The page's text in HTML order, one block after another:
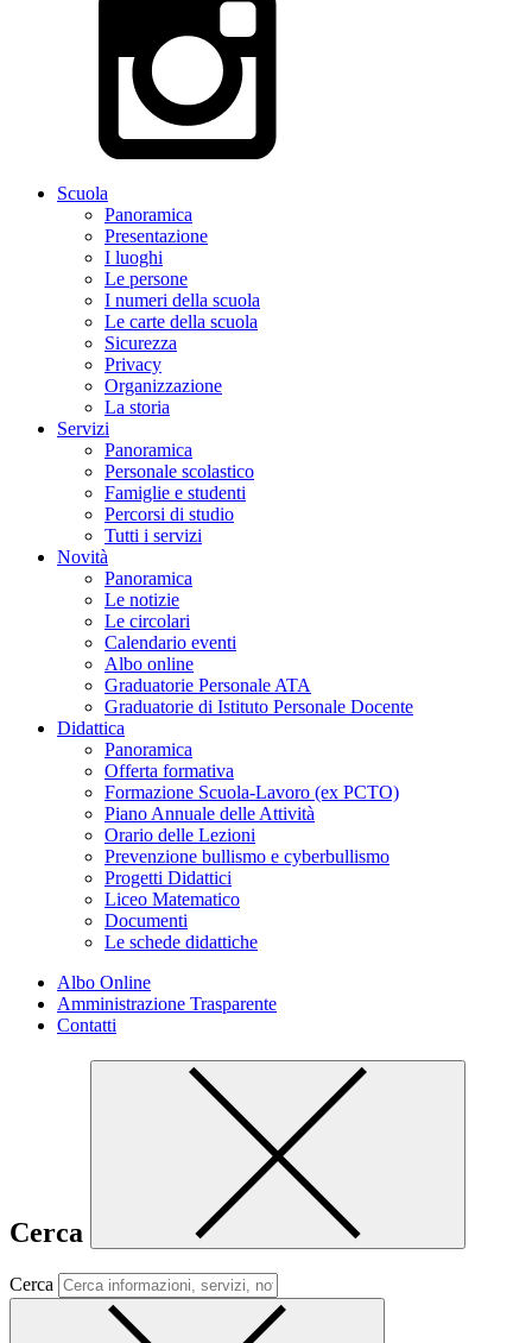
Scuola
Panoramica
Presentazione
I luoghi
Le persone
I numeri della scuola
Le carte della scuola
Sicurezza
Privacy
Organizzazione
La storia
Servizi
Panoramica
Personale scolastico
Famiglie e studenti
Percorsi di studio
Tutti i servizi
Novità
Panoramica
Le notizie
Le circolari
Calendario eventi
Albo online
Graduatorie Personale ATA
Graduatorie di Istituto Personale Docente
Didattica
Panoramica
Offerta formativa
Formazione Scuola-Lavoro (ex PCTO)
Piano Annuale delle Attività
Orario delle Lezioni
Prevenzione bullismo e cyberbullismo
Progetti Didattici
Liceo Matematico
Documenti
Le schede didattiche
Albo Online
Amministrazione Trasparente
Contatti
Cerca
Cerca